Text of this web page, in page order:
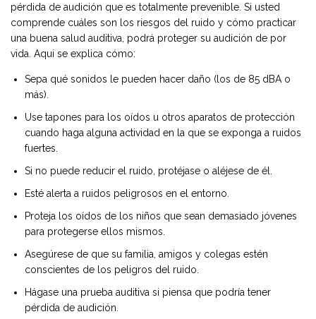
pérdida de audición que es totalmente prevenible. Si usted
comprende cuáles son los riesgos del ruido y cómo practicar
una buena salud auditiva, podrá proteger su audición de por
vida. Aquí se explica cómo:
Sepa qué sonidos le pueden hacer daño (los de 85 dBA o
más).
Use tapones para los oídos u otros aparatos de protección
cuando haga alguna actividad en la que se exponga a ruidos
fuertes.
Si no puede reducir el ruido, protéjase o aléjese de él.
Esté alerta a ruidos peligrosos en el entorno.
Proteja los oídos de los niños que sean demasiado jóvenes
para protegerse ellos mismos.
Asegúrese de que su familia, amigos y colegas estén
conscientes de los peligros del ruido.
Hágase una prueba auditiva si piensa que podría tener
pérdida de audición.